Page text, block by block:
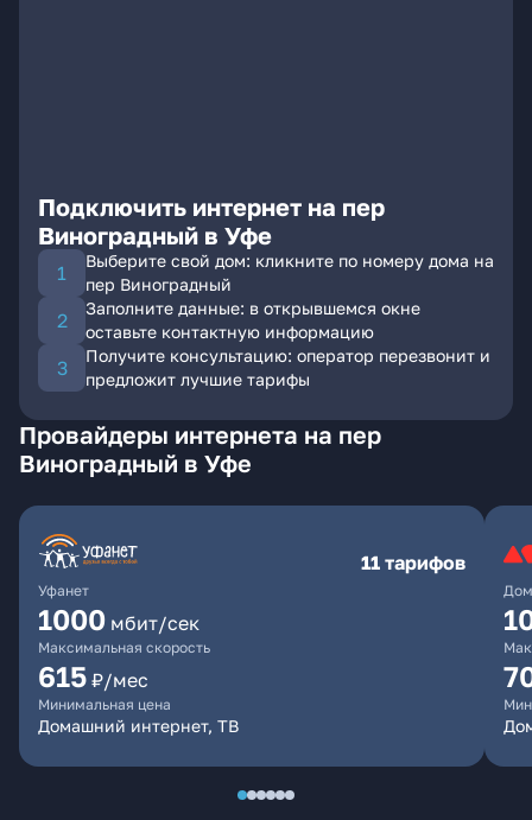
Подключить интернет на пер
Виноградный в Уфе
Выберите свой дом: кликните по номеру дома на
пер Виноградный
Заполните данные: в открывшемся окне
оставьте контактную информацию
Получите консультацию: оператор перезвонит и
предложит лучшие тарифы
Провайдеры интернета на пер
Виноградный в Уфе
Уфанет
11 тарифов
1000 мбит/сек
Максимальная скорость
615 ₽/мес
Минимальная цена
Домашний интернет, ТВ